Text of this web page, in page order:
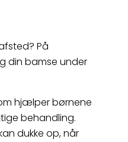
På
din bamse under
hjælper børnene
behandling.
dukke op, når